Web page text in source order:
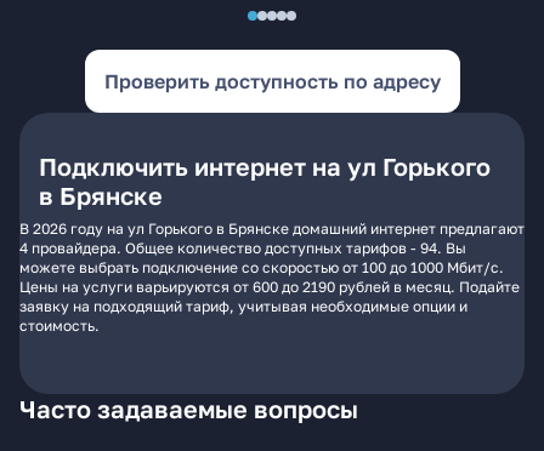
Проверить доступность по адресу
Подключить интернет на ул Горького
в Брянске
В 2026 году на ул Горького в Брянске домашний интернет предлагают
4 провайдера. Общее количество доступных тарифов - 94. Вы
можете выбрать подключение со скоростью от 100 до 1000 Мбит/с.
Цены на услуги варьируются от 600 до 2190 рублей в месяц. Подайте
заявку на подходящий тариф, учитывая необходимые опции и
стоимость.
Часто задаваемые вопросы